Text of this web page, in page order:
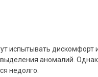
испытывать дискомфорт
выделения аномалий.
недолго.